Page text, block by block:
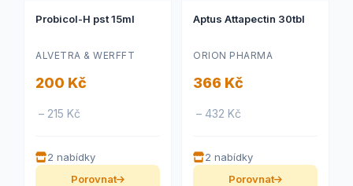
Probicol-H pst 15ml
ALVETRA & WERFFT
200 Kč
– 215 Kč
2 nabídky
Porovnat
Aptus Attapectin 30tbl
ORION PHARMA
366 Kč
– 432 Kč
2 nabídky
Porovnat